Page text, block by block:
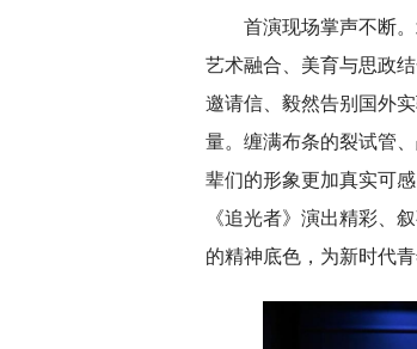
首演现场掌声不断
艺术融合、美育与思政
邀请信、毅然告别国外
量。缠满布条的裂试管
辈们的形象更加真实可
《追光者》演出精彩、
的精神底色，为新时代